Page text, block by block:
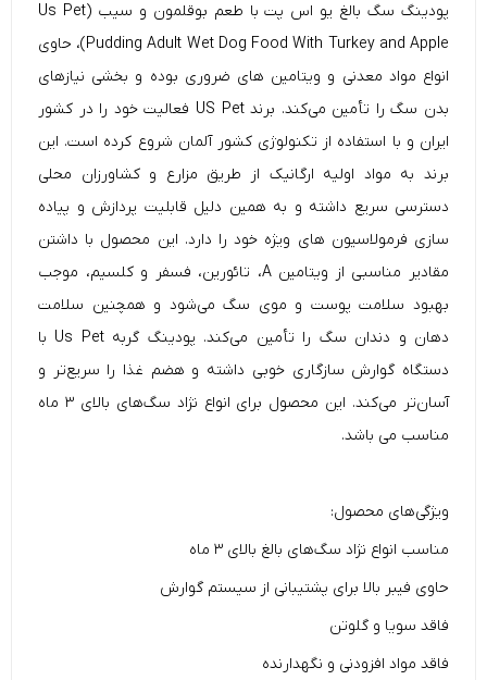
پودینگ سگ بالغ یو اس پت با طعم بوقلمون و سیب (Us Pet
Pudding Adult Wet Dog Food With Turkey and Apple)، حاوی
انواع مواد معدنی و ویتامین های ضروری بوده و بخشی نیاز‌های
بدن سگ را تأمین می‌کند. برند US Pet فعالیت خود را در کشور
ایران و با استفاده از تکنولوژی کشور آلمان شروع کرده است. این
برند به مواد اولیه ارگانیک از طریق مزارع و کشاورزان محلی
دسترسی سریع داشته و به همین دلیل قابلیت پردازش و پیاده
سازی فرمولاسیون های ویژه خود را دارد. این محصول با داشتن
مقادیر مناسبی از ویتامین A، تائورین، فسفر و کلسیم، موجب
بهبود سلامت پوست و موی سگ می‌شود و همچنین سلامت
دهان و دندان سگ را تأمین می‌کند. پودینگ گربه Us Pet با
دستگاه گوارش سازگاری خوبی داشته و هضم غذا را سریع‌تر و
آسان‌تر می‌کند. این محصول برای انواع نژاد سگ‌های بالای ۳ ماه
مناسب می باشد.
ویژگی‌های محصول:
مناسب انواع نژاد سگ‌های بالغ بالای ۳ ماه
حاوی فیبر بالا برای پشتیبانی از سیستم گوارش
فاقد سویا و گلوتن
فاقد مواد افزودنی و نگهدارنده